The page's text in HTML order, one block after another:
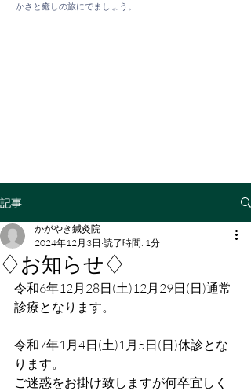
かさと癒しの旅にでましょう。
記事
♢お知らせ♢
かがやき鍼灸院
2024年12月3日 読了時間: 1分
令和6年12月28日(土)12月29日(日)通常
診療となります。
令和7年1月4日(土)1月5日(日)休診とな
ります。
ご迷惑をお掛け致しますが何卒宜しく